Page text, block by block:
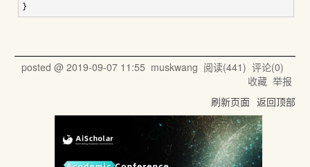
}
posted @ 2019-09-07 11:55 muskwang 阅读(441) 评论(0)
收藏 举报
刷新页面 返回顶部